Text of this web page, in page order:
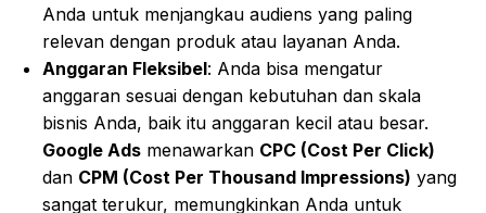
Anda untuk menjangkau audiens yang paling
relevan dengan produk atau layanan Anda.
Anggaran Fleksibel: Anda bisa mengatur
anggaran sesuai dengan kebutuhan dan skala
bisnis Anda, baik itu anggaran kecil atau besar.
Google Ads menawarkan CPC (Cost Per Click)
dan CPM (Cost Per Thousand Impressions) yang
sangat terukur, memungkinkan Anda untuk